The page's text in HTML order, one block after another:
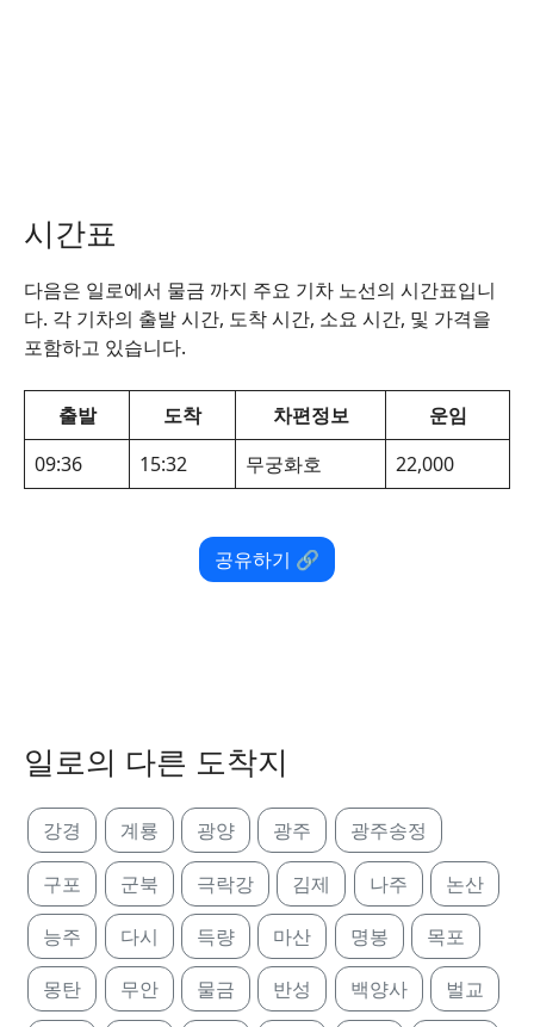
시간표
다음은 일로에서 물금 까지 주요 기차 노선의 시간표입니
다. 각 기차의 출발 시간, 도착 시간, 소요 시간, 및 가격을
포함하고 있습니다.
출발 도착 차편정보
운임
09:36
15:32 무궁화호 22,000
공유하기 🔗
일로의 다른 도착지
강경 계룡 광양 광주 광주송정
구포 군북 극락강 김제 나주 논산
능주 다시 득량 마산 명봉 목포
몽탄 무안 물금 반성 백양사 벌교